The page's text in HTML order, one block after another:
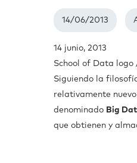
14/06/2013
14 junio, 2013
School of Data logo
Siguiendo la
relativamente
denominado Big
que obtienen y